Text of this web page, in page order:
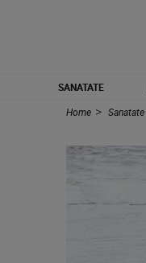
SANATATE
Home
Sanatate